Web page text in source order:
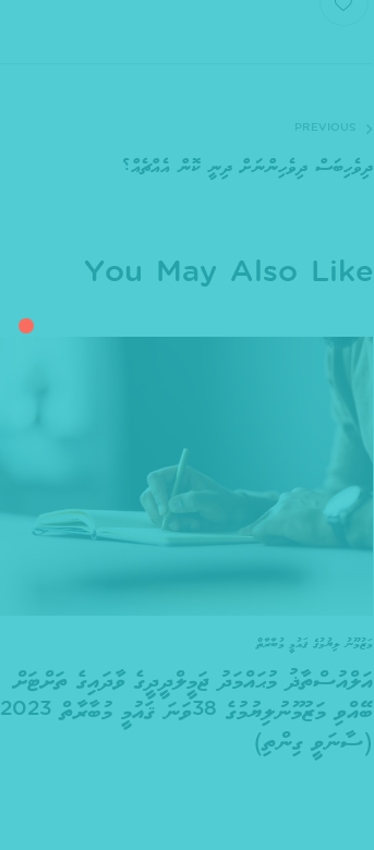
PREVIOUS
ދިވެހިބަސް ދިވެހިންނަށް ދިނީ ކޮން އެއްޗެއް؟
You May Also Like
މަޒުމޫނު ލިޔުމުގެ ޤައުމީ މުބާރާތް
އަލްއުސްތާޛު މުޙައްމަދު ޖަމީލްދީދީގެ ވާދައިގެ ތަށްޓަށް
ބޭއްވި މަޒުމޫނުލިޔުމުގެ 38ވަނަ ޤައުމީ މުބާރާތް 2023
(ސާނަވީ ގިންތި)